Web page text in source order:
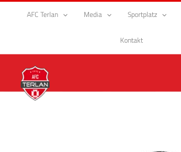
Zum
AFC Terlan Media Sportplatz
Kontakt